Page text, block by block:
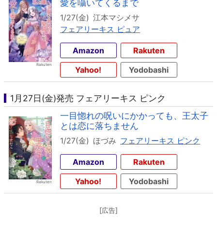
愛を囁いてくるまで
1/27(金) 江本マシメサ
フェアリーキス ピュア
Amazon
Rakuten
Yahoo!
Yodobashi
1月27日(金)発売 フェアリーキス ピンク
一目惚れの呪いにかかっても、王太子
とは恋に落ちません
1/27(金) ほづみ フェアリーキス ピンク
Amazon
Rakuten
Yahoo!
Yodobashi
[広告]